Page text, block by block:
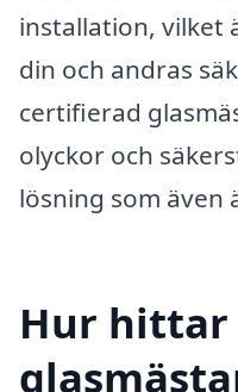
installation, vilket
din och andras
certifierad
olyckor och
lösning som även
Hur